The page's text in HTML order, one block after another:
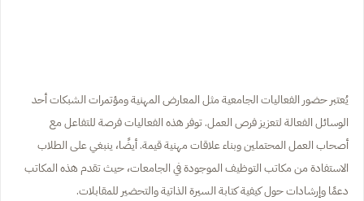
يُعتبر حضور الفعاليات الجامعية مثل المعارض المهنية ومؤتمرات الشبكات أحد
الوسائل الفعالة لتعزيز فرص العمل. توفر هذه الفعاليات فرصة للتفاعل مع
أصحاب العمل المحتملين وبناء علاقات مهنية قيمة. أيضًا، ينبغي على الطلاب
الاستفادة من مكاتب التوظيف الموجودة في الجامعات، حيث تقدم هذه المكاتب
دعمًا وإرشادات حول كيفية كتابة السيرة الذاتية والتحضير للمقابلات.